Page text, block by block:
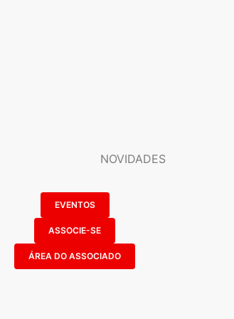
NOVIDADES
EVENTOS
ASSOCIE-SE
ÁREA DO ASSOCIADO